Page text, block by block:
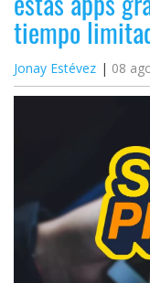
tiempo
Jonay Estévez 08